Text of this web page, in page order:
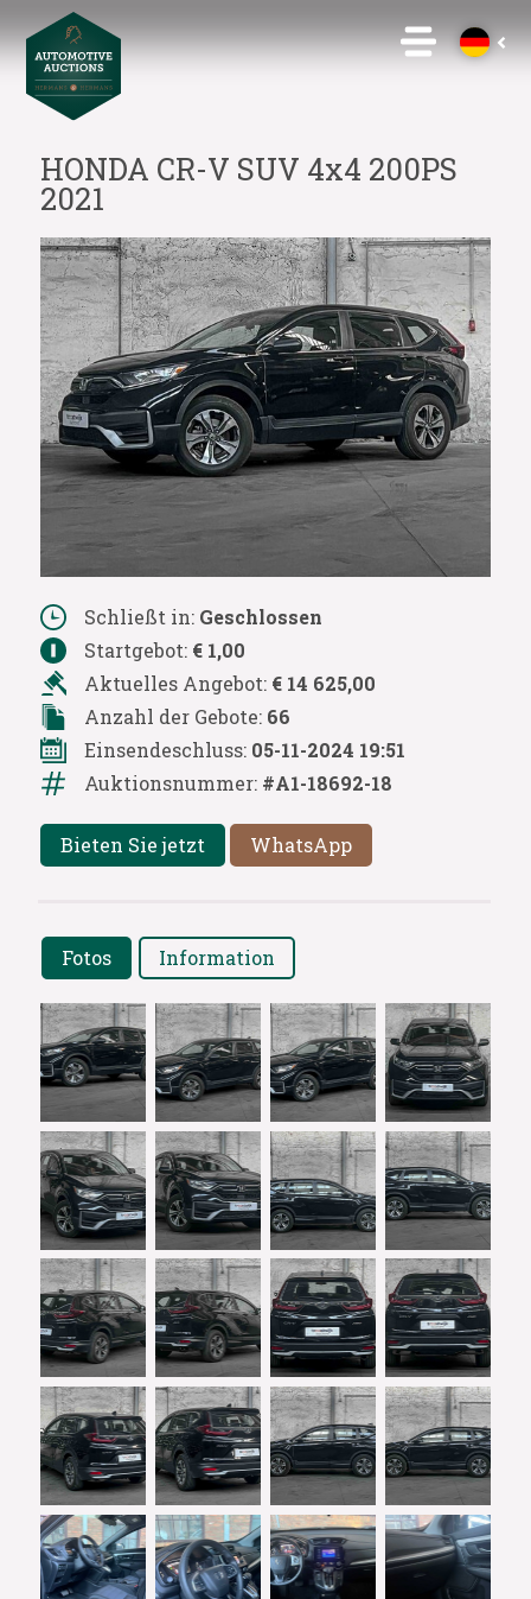
HONDA CR-V SUV 4x4 200PS
2021
Schließt in: Geschlossen
Startgebot: € 1,00
Aktuelles Angebot: € 14 625,00
Anzahl der Gebote: 66
Einsendeschluss: 05-11-2024 19:51
Auktionsnummer: #A1-18692-18
Bieten Sie jetzt WhatsApp
Fotos Information